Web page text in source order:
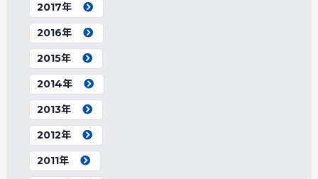
2017年
2016年
2015年
2014年
2013年
2012年
2011年